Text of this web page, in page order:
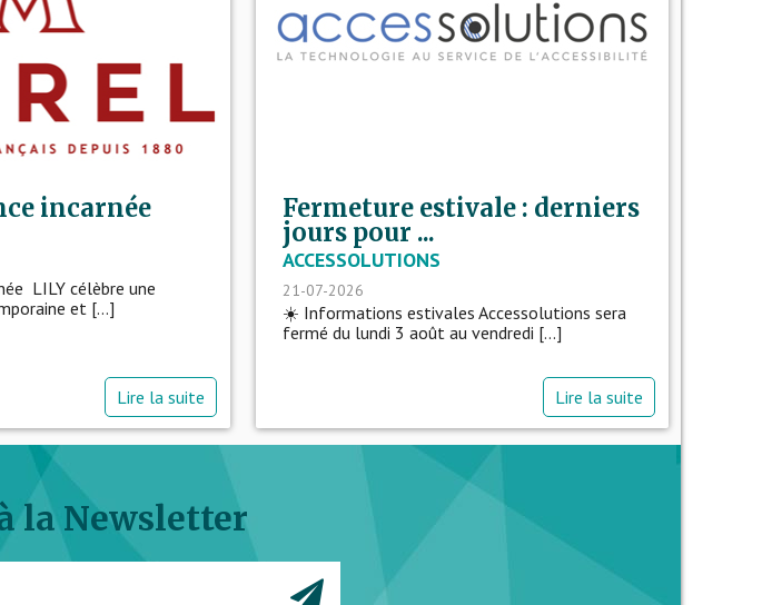
incarnée
LILY célèbre une
et [...]
Lire la suite
Fermeture estivale : derniers
jours pour ...
ACCESSOLUTIONS
21-07-2026
☀️ Informations estivales Accessolutions sera
fermé du lundi 3 août au vendredi [...]
Lire la suite
la Newsletter